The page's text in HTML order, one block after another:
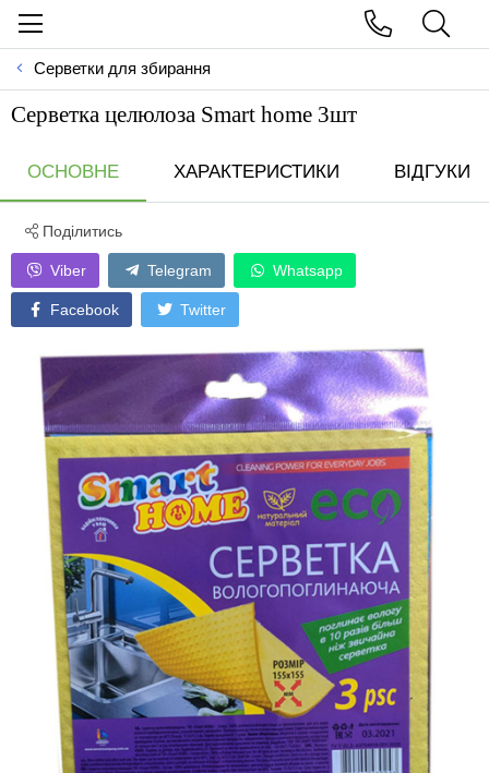
Серветки для збирання
Серветка целюлоза Smart home 3шт
ОСНОВНЕ ХАРАКТЕРИСТИКИ ВІДГУКИ
Поділитись
Viber Telegram Whatsapp
Facebook Twitter